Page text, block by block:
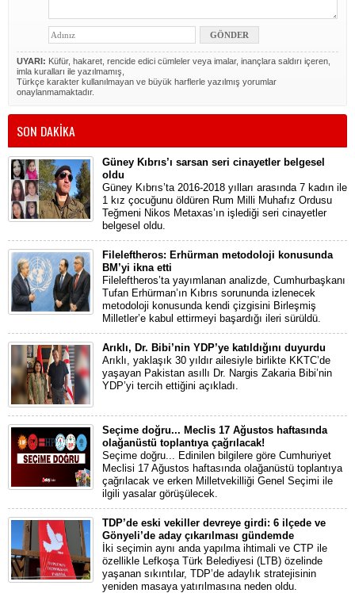
UYARI: Küfür, hakaret, rencide edici cümleler veya imalar, inançlara saldırı içeren,
imla kuralları ile yazılmamış,
Türkçe karakter kullanılmayan ve büyük harflerle yazılmış yorumlar
onaylanmamaktadır.
SON DAKİKA
Güney Kıbrıs’ı sarsan seri cinayetler belgesel
oldu
Güney Kıbrıs’ta 2016-2018 yılları arasında 7 kadın ile
1 kız çocuğunu öldüren Rum Milli Muhafız Ordusu
Teğmeni Nikos Metaxas’ın işlediği seri cinayetler
belgesel oldu.
Fileleftheros: Erhürman metodoloji konusunda
BM’yi ikna etti
Fileleftheros’ta yayımlanan analizde, Cumhurbaşkanı
Tufan Erhürman’ın Kıbrıs sorununda izlenecek
metodoloji konusunda kendi çizgisini Birleşmiş
Milletler’e kabul ettirmeyi başardığı ileri sürüldü.
Arıklı, Dr. Bibi’nin YDP’ye katıldığını duyurdu
Arıklı, yaklaşık 30 yıldır ailesiyle birlikte KKTC’de
yaşayan Pakistan asıllı Dr. Nargis Zakaria Bibi’nin
YDP’yi tercih ettiğini açıkladı.
Seçime doğru... Meclis 17 Ağustos haftasında
olağanüstü toplantıya çağrılacak!
Seçime doğru... Edinilen bilgilere göre Cumhuriyet
Meclisi 17 Ağustos haftasında olağanüstü toplantıya
çağrılacak ve erken Milletvekilliği Genel Seçimi ile
ilgili yasalar görüşülecek.
TDP’de eski vekiller devreye girdi: 6 ilçede ve
Gönyeli’de aday çıkarılması gündemde
İki seçimin aynı anda yapılma ihtimali ve CTP ile
özellikle Lefkoşa Türk Belediyesi (LTB) özelinde
yaşanan sıkıntılar, TDP’de adaylık stratejisinin
yeniden masaya yatırılmasına neden oldu.